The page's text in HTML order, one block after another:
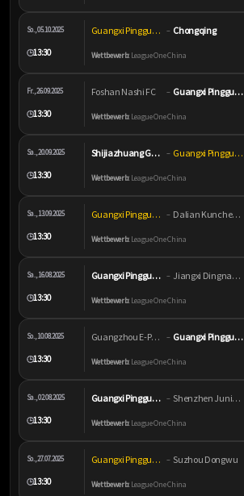
So., 05.10.2025
🕒13:30
Guangxi Pingguo Haliao – Chongqing
Wettbewerb:League One China
Fr., 26.09.2025
🕒13:30
Foshan Nashi FC – Guangxi Pingguo Haliao
Wettbewerb:League One China
Sa., 20.09.2025
🕒13:30
Shijiazhuang Gongfu – Guangxi Pingguo Haliao
Wettbewerb:League One China
Sa., 13.09.2025
🕒13:30
Guangxi Pingguo Haliao – Dalian Kuncheng City
Wettbewerb:League One China
Sa., 16.08.2025
🕒13:30
Guangxi Pingguo Haliao – Jiangxi Dingnan United
Wettbewerb:League One China
So., 10.08.2025
🕒13:30
Guangzhou E-Power FC – Guangxi Pingguo Haliao
Wettbewerb:League One China
Sa., 02.08.2025
🕒13:30
Guangxi Pingguo Haliao – Shenzhen Juniors FC
Wettbewerb:League One China
So., 27.07.2025
🕒13:30
Guangxi Pingguo Haliao – Suzhou Dongwu
Wettbewerb:League One China